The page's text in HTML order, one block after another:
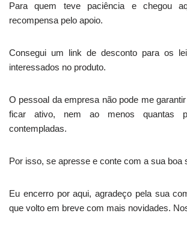
Para quem teve paciência e chegou
recompensa pelo apoio.
Consegui um link de desconto para os
interessados no produto.
O pessoal da empresa não pode me
ficar ativo, nem ao menos quantas
contempladas.
Por isso, se apresse e conte com a sua boa
Eu encerro por aqui, agradeço pela sua
que volto em breve com mais novidades.